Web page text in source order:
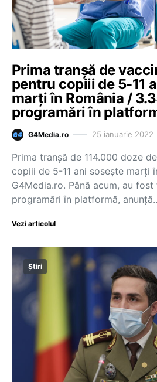
Prima tranșă de
pentru copiii de 5-11
marți în România /
programări în
G4Media.ro 25 ianuarie 2022
Prima tranșă de 114.000 doze
copiii de 5-11 ani sosește marți
G4Media.ro. Până acum, au
programări în platformă,
Vezi articolul
Știri